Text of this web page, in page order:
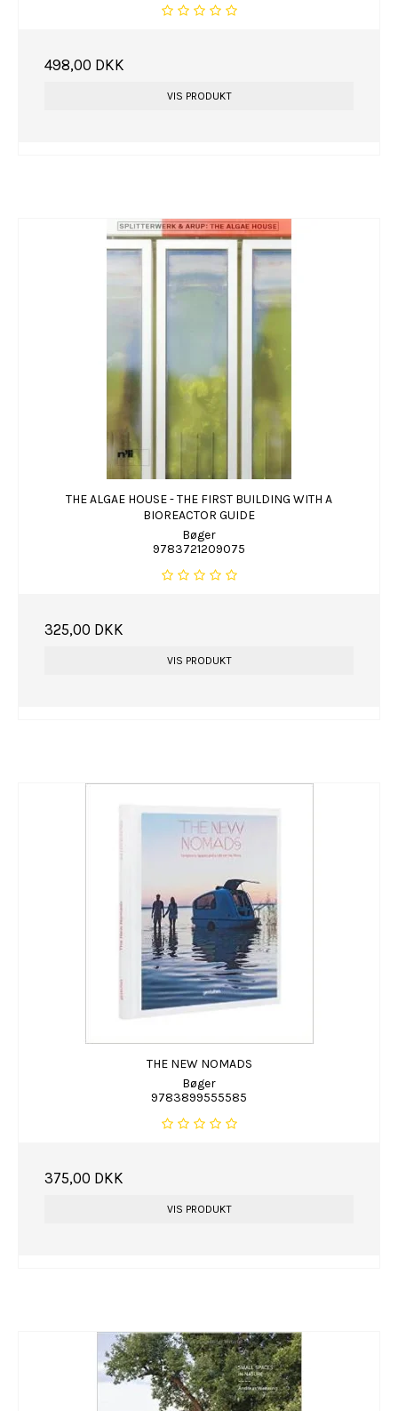
498,00 DKK
VIS PRODUKT
THE ALGAE HOUSE - THE FIRST BUILDING WITH A
BIOREACTOR GUIDE
Bøger
9783721209075
325,00 DKK
VIS PRODUKT
THE NEW NOMADS
Bøger
9783899555585
375,00 DKK
VIS PRODUKT